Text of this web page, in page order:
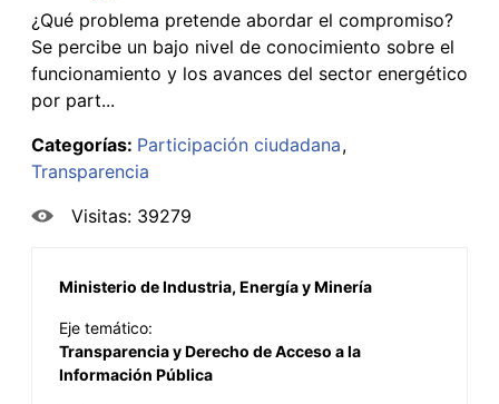
¿Qué problema pretende abordar el compromiso?
Se percibe un bajo nivel de conocimiento sobre el
funcionamiento y los avances del sector energético
por part...
Categorías: Participación ciudadana
Transparencia
Visitas: 39279
Ministerio de Industria, Energía y Minería
Eje temático:
Transparencia y Derecho de Acceso a la
Información Pública